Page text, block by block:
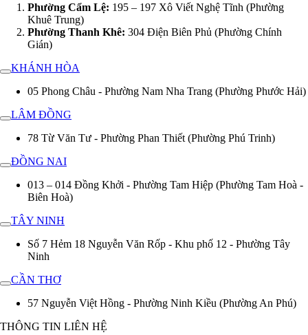
Phường Cẩm Lệ: 195 – 197 Xô Viết Nghệ Tĩnh (Phường
Khuê Trung)
Phường Thanh Khê: 304 Điện Biên Phủ (Phường Chính
Gián)
KHÁNH HÒA
05 Phong Châu - Phường Nam Nha Trang (Phường Phước Hải)
LÂM ĐỒNG
78 Từ Văn Tư - Phường Phan Thiết (Phường Phú Trinh)
ĐỒNG NAI
013 – 014 Đồng Khởi - Phường Tam Hiệp (Phường Tam Hoà -
Biên Hoà)
TÂY NINH
Số 7 Hẻm 18 Nguyễn Văn Rốp - Khu phố 12 - Phường Tây
Ninh
CẦN THƠ
57 Nguyễn Việt Hồng - Phường Ninh Kiều (Phường An Phú)
THÔNG TIN LIÊN HỆ